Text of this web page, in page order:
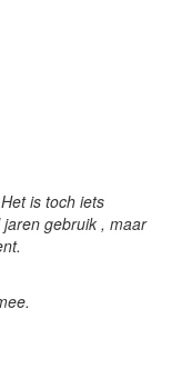
is toch iets
gebruik , maar